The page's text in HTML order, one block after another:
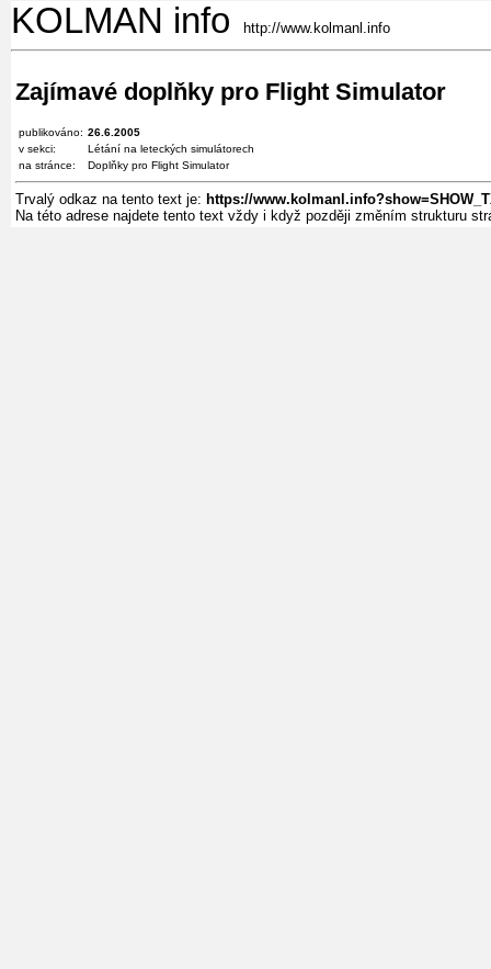
KOLMAN info http://www.kolmanl.info
Zajímavé doplňky pro Flight Simulator
publikováno: 26.6.2005
v sekci:
Létání na leteckých simulátorech
na stránce:
Doplňky pro Flight Simulator
Trvalý odkaz na tento text je: https://
Na této adrese najdete tento text vždy i když později změním strukturu